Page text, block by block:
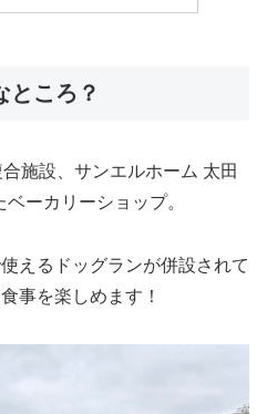
ところ？
施設、サンエルホーム 太田
ーカリーショップ。
えるドッグランが併設されて
事を楽しめます！